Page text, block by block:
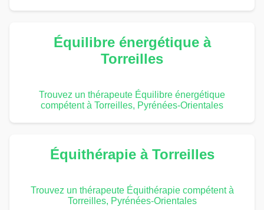
Équilibre énergétique à
Torreilles
Trouvez un thérapeute Équilibre énergétique
compétent à Torreilles, Pyrénées-Orientales
Équithérapie à Torreilles
Trouvez un thérapeute Équithérapie compétent à
Torreilles, Pyrénées-Orientales